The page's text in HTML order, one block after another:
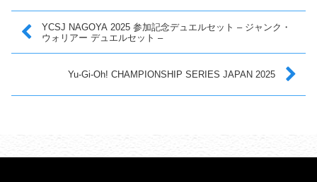
YCSJ NAGOYA 2025 参加記念デュエルセット – ジャンク・
ウォリアー デュエルセット –
Yu-Gi-Oh! CHAMPIONSHIP SERIES JAPAN 2025